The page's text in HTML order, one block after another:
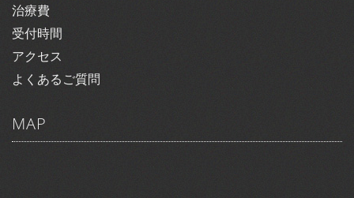
治療費
受付時間
アクセス
よくあるご質問
MAP